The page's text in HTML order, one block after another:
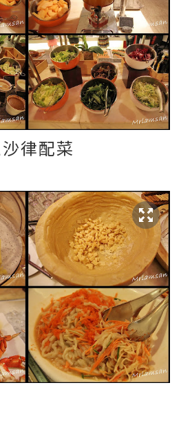
律配菜